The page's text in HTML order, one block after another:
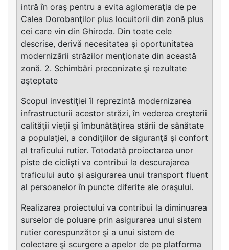
intră în oraş pentru a evita aglomeraţia de pe
Calea Dorobanţilor plus locuitorii din zonă plus
cei care vin din Ghiroda. Din toate cele
descrise, derivă necesitatea şi oportunitatea
modernizării străzilor menţionate din această
zonă. 2. Schimbări preconizate şi rezultate
aşteptate
Scopul investiţiei îl reprezintă modernizarea
infrastructurii acestor străzi, în vederea creşterii
calităţii vieţii şi îmbunătăţirea stării de sănătate
a populaţiei, a condiţiilor de siguranţă şi confort
al traficului rutier. Totodată proiectarea unor
piste de ciclişti va contribui la descurajarea
traficului auto şi asigurarea unui transport fluent
al persoanelor în puncte diferite ale oraşului.
Realizarea proiectului va contribui la diminuarea
surselor de poluare prin asigurarea unui sistem
rutier corespunzător şi a unui sistem de
colectare şi scurgere a apelor de pe platforma